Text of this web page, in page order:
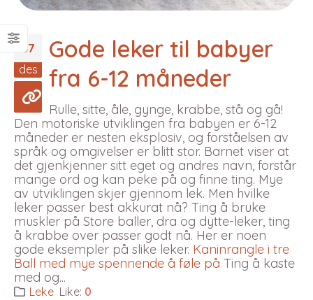
07
des
Gode leker til babyer
fra 6-12 måneder
Rulle, sitte, åle, gynge, krabbe, stå og gå!
Den motoriske utviklingen fra babyen er 6-12
måneder er nesten eksplosiv, og forståelsen av
språk og omgivelser er blitt stor. Barnet viser at
det gjenkjenner sitt eget og andres navn, forstår
mange ord og kan peke på og finne ting. Mye
av utviklingen skjer gjennom lek. Men hvilke
leker passer best akkurat nå? Ting å bruke
muskler på Store baller, dra og dytte-leker, ting
å krabbe over passer godt nå. Her er noen
gode eksempler på slike leker. Kaninrangle i tre
Ball med mye spennende å føle på Ting å kaste
med og...
Leke Like: 0